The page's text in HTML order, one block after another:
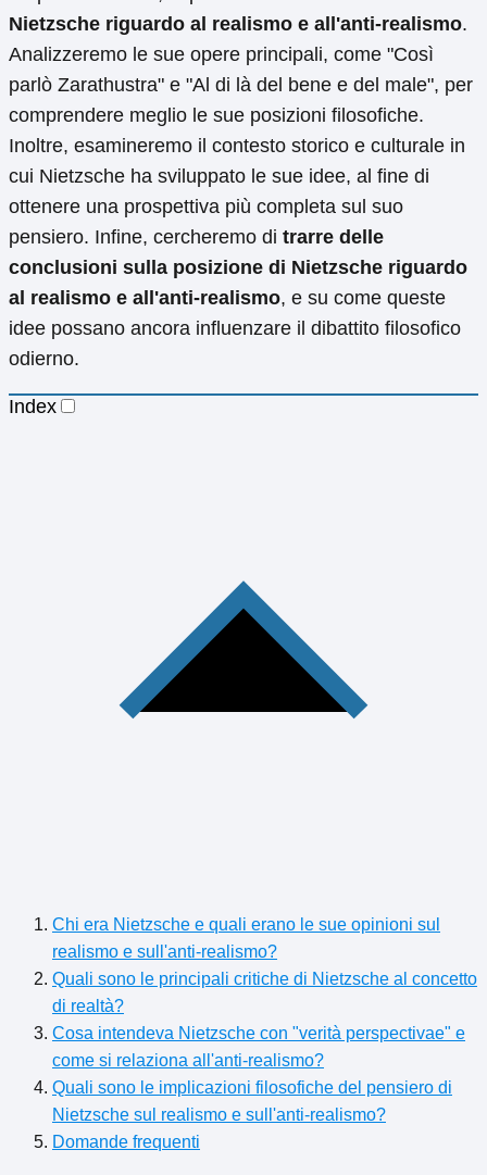
Nietzsche riguardo al realismo e all'anti-realismo.
Analizzeremo le sue opere principali, come "Così
parlò Zarathustra" e "Al di là del bene e del male", per
comprendere meglio le sue posizioni filosofiche.
Inoltre, esamineremo il contesto storico e culturale in
cui Nietzsche ha sviluppato le sue idee, al fine di
ottenere una prospettiva più completa sul suo
pensiero. Infine, cercheremo di trarre delle
conclusioni sulla posizione di Nietzsche riguardo
al realismo e all'anti-realismo, e su come queste
idee possano ancora influenzare il dibattito filosofico
odierno.
Index
Chi era Nietzsche e quali erano le sue opinioni sul
realismo e sull'anti-realismo?
Quali sono le principali critiche di Nietzsche al concetto
di realtà?
Cosa intendeva Nietzsche con "verità perspectivae" e
come si relaziona all'anti-realismo?
Quali sono le implicazioni filosofiche del pensiero di
Nietzsche sul realismo e sull'anti-realismo?
Domande frequenti